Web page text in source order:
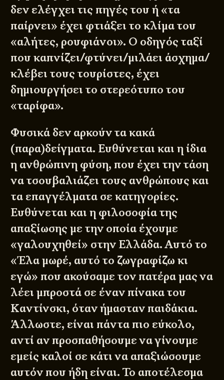
δεν ελέγχει τις πηγές του ή «τα
παίρνει» έχει φτιάξει το κλίμα του
«αλήτες, ρουφιάνοι». Ο οδηγός ταξί
που καπνίζει/φτύνει/μιλάει άσχημα/
κλέβει τους τουρίστες, έχει
δημιουργήσει το στερεότυπο του
«ταρίφα».
Φυσικά δεν αρκούν τα κακά
(παρα)δείγματα. Ευθύνεται και η ίδια
η ανθρώπινη φύση, που έχει την τάση
να τσουβαλιάζει τους ανθρώπους και
τα επαγγέλματα σε κατηγορίες.
Ευθύνεται και η φιλοσοφία της
απαξίωσης με την οποία έχουμε
«γαλουχηθεί» στην Ελλάδα. Αυτό το
«Έλα μωρέ, αυτό το ζωγραφίζω κι
εγώ» που ακούσαμε τον πατέρα μας να
λέει μπροστά σε έναν πίνακα του
Καντίνσκι, όταν ήμασταν παιδάκια.
Άλλωστε, είναι πάντα πιο εύκολο,
αντί αν προσπαθήσουμε να γίνουμε
εμείς καλοί σε κάτι να απαξιώσουμε
αυτόν που ήδη είναι. Το αποτέλεσμα